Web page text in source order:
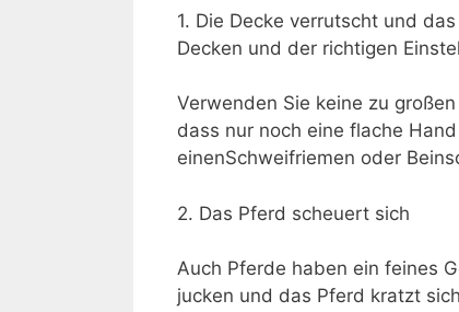
1. Die Decke verrutscht und
Decken und der richtigen
Verwenden Sie keine zu
dass nur noch eine flache
einenSchweifriemen oder
2. Das Pferd scheuert sich
Auch Pferde haben ein feines
jucken und das Pferd kratzt